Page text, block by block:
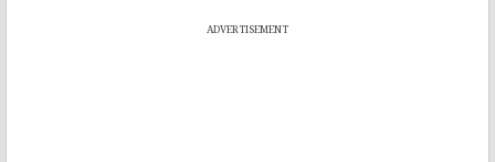
ADVERTISEMENT